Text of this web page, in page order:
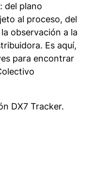
del plano
al proceso, del
observación a la
Es aquí,
para encontrar
DX7 Tracker.